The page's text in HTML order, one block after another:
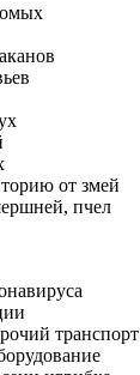
от змей
пчел
транспорт